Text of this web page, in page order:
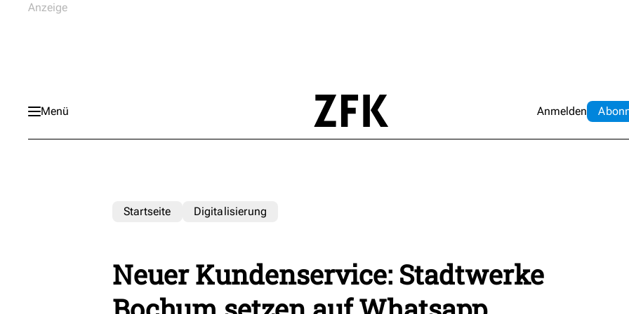
Menü Anmelden Abo
Startseite Digitalisierung
Neuer Kundenservice: Stadtwerke